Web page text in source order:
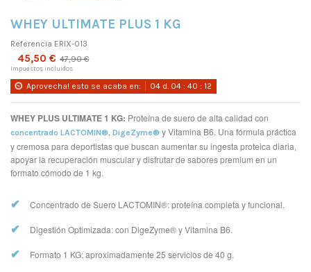
WHEY ULTIMATE PLUS 1 KG
Referencia ERIX-013
45,50 € 47,90 €
Impuestos incluidos
Aprovecha! esto se acaba en: 04 d. 04 :40 :11
WHEY PLUS ULTIMATE 1 KG: Proteína de suero de alta calidad con
concentrado LACTOMIN®, DigeZyme® y Vitamina B6. Una fórmula práctica
y cremosa para deportistas que buscan aumentar su ingesta proteica diaria,
apoyar la recuperación muscular y disfrutar de sabores premium en un
formato cómodo de 1 kg.
✔ Concentrado de Suero LACTOMIN®: proteína completa y funcional.
✔ Digestión Optimizada: con DigeZyme® y Vitamina B6.
✔ Formato 1 KG: aproximadamente 25 servicios de 40 g.